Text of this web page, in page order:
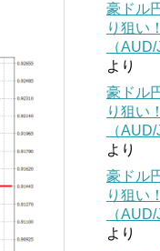
豪ドル
り狙い
（
より
豪ドル
り狙い
（
より
豪ドル
り狙い
（
より